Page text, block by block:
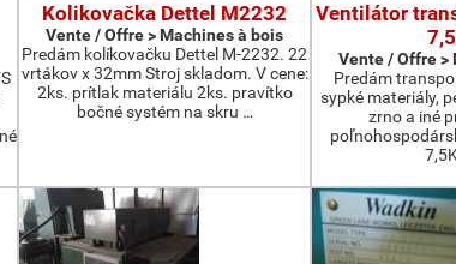
Kolikovačka Dettel M2232
Vente / Offre > Machines à bois
Predám kolíkovačku Dettel M-2232. 22
vrtákov x 32mm Stroj skladom. V cene:
2ks. prítlak materiálu 2ks. pravítko
bočné systém na skru …
Ventilátor
Vente / Offre >
Predám
sypké materiály,
zrno a iné